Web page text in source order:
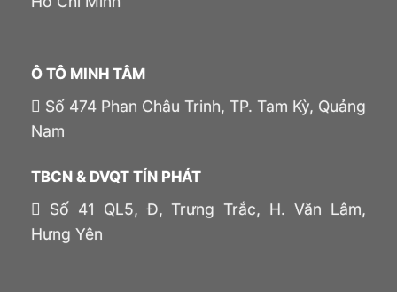
Ô TÔ MINH TÂM
Số 474 Phan Châu Trinh, TP. Tam Kỳ, Quảng
Nam
TBCN & DVQT TÍN PHÁT
Số 41 QL5, Đ, Trưng Trắc, H. Văn Lâm,
Hưng Yên